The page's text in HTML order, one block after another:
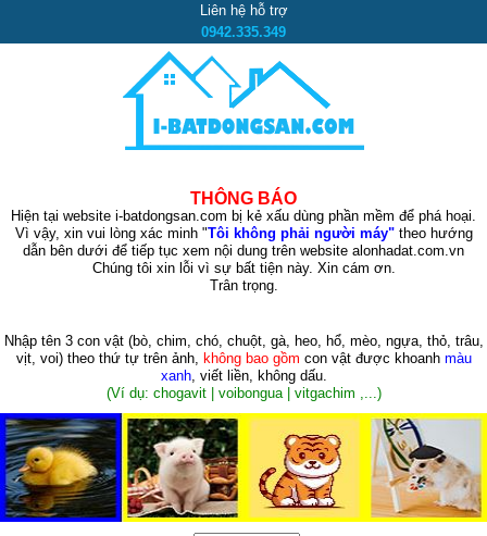
Liên hệ hỗ trợ
0942.335.349
THÔNG BÁO
Hiện tại website i-batdongsan.com bị kẻ xấu dùng phần mềm để phá hoại.
Vì vậy, xin vui lòng xác minh "Tôi không phải người máy"theo hướng
dẫn bên dưới để tiếp tục xem nội dung trên website alonhadat.com.vn
Chúng tôi xin lỗi vì sự bất tiện này. Xin cám ơn.
Trân trọng.
Nhập tên 3 con vật (bò, chim, chó, chuột, gà, heo, hổ, mèo, ngựa, thỏ, trâu,
vịt, voi)theo thứ tự trên ảnh, không bao gồm con vật được khoanh màu
xanh, viết liền, không dấu.
(Ví dụ: chogavit | voibongua | vitgachim ,...)